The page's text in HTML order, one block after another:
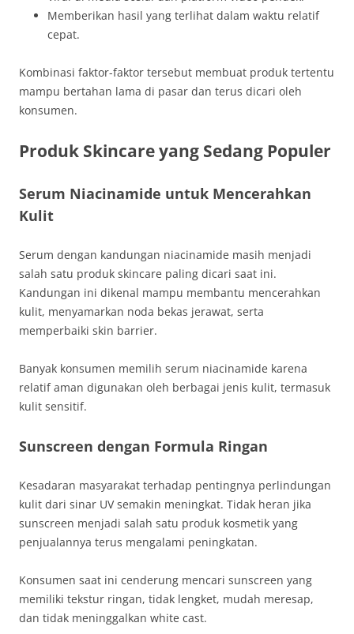
Memberikan hasil yang terlihat dalam waktu relatif
cepat.
Kombinasi faktor-faktor tersebut membuat produk tertentu
mampu bertahan lama di pasar dan terus dicari oleh
konsumen.
Produk Skincare yang Sedang Populer
Serum Niacinamide untuk Mencerahkan
Kulit
Serum dengan kandungan niacinamide masih menjadi
salah satu produk skincare paling dicari saat ini.
Kandungan ini dikenal mampu membantu mencerahkan
kulit, menyamarkan noda bekas jerawat, serta
memperbaiki skin barrier.
Banyak konsumen memilih serum niacinamide karena
relatif aman digunakan oleh berbagai jenis kulit, termasuk
kulit sensitif.
Sunscreen dengan Formula Ringan
Kesadaran masyarakat terhadap pentingnya perlindungan
kulit dari sinar UV semakin meningkat. Tidak heran jika
sunscreen menjadi salah satu produk kosmetik yang
penjualannya terus mengalami peningkatan.
Konsumen saat ini cenderung mencari sunscreen yang
memiliki tekstur ringan, tidak lengket, mudah meresap,
dan tidak meninggalkan white cast.